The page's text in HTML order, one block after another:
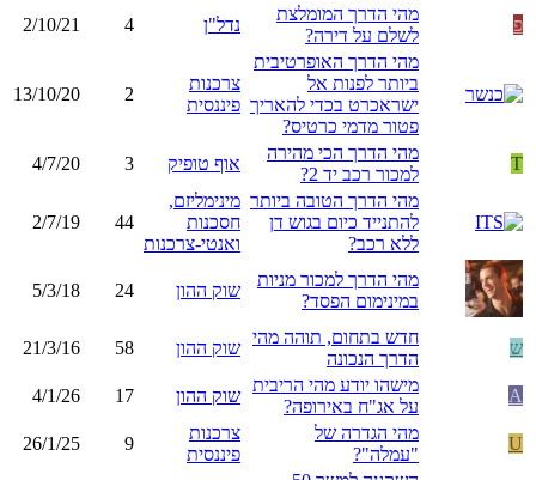
פ
מהי הדרך המומלצת
לשלם על דירה?
נדל"ן 4
2/10/21
מהי הדרך האופרטיבית
ביותר לפנות אל
ישראכרט בכדי להאריך
פטור מדמי כרטיס?
צרכנות
פיננסית
2
13/10/20
T
מהי הדרך הכי מהירה
למכור רכב יד 2?
אוף טופיק 3
4/7/20
מהי הדרך הטובה ביותר
להתנייד כיום בגוש דן
ללא רכב?
מינימליזם,
חסכנות
ואנטי-צרכנות
44
2/7/19
מהי הדרך למכור מניות
במינימום הפסד?
שוק ההון 24
5/3/18
ש
חדש בתחום, תוהה מהי
הדרך הנכונה
שוק ההון 58
21/3/16
A
מישהו יודע מהי הריבית
על אג"ח באירופה?
שוק ההון 17
4/1/26
U
מהי הגדרה של
"עמלה"?
צרכנות
פיננסית
9
26/1/25